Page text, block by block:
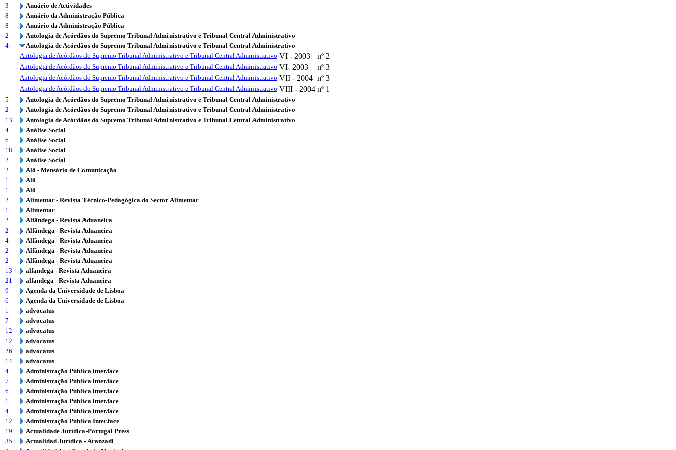
3
Anuário de Actividades
8
Anuário da Administração Pública
8
Anuário da Administração Pública
2
Antologia de Acórdãos do Supremo Tribunal Administrativo e Tribunal Central Administrativo
4
Antologia de Acórdãos do Supremo Tribunal Administrativo e Tribunal Central Administrativo
Antologia de Acórdãos do Supremo Tribunal Administrativo e Tribunal Central Administrativo VI - 2003 nº 2
Antologia de Acórdãos do Supremo Tribunal Administrativo e Tribunal Central Administrativo VI- 2003 nº 3
Antologia de Acórdãos do Supremo Tribunal Administrativo e Tribunal Central Administrativo VII - 2004 nº 3
Antologia de Acórdãos do Supremo Tribunal Administrativo e Tribunal Central Administrativo VIII - 2004 nº 1
5
Antologia de Acórdãos do Supremo Tribunal Administrativo e Tribunal Central Administrativo
2
Antologia de Acórdãos do Supremo Tribunal Administrativo e Tribunal Central Administrativo
13
Antologia de Acórdãos do Supremo Tribunal Administrativo e Tribunal Central Administrativo
4
Análise Social
6
Análise Social
18
Análise Social
2
Análise Social
2
Alô - Mensário de Comunicação
1
Alô
1
Alô
2
Alimentar - Revista Técnico-Pedagógica do Sector Alimentar
1
Alimentar
2
Alfândega - Revista Aduaneira
2
Alfândega - Revista Aduaneira
4
Alfândega - Revista Aduaneira
2
Alfândega - Revista Aduaneira
2
Alfândega - Revista Aduaneira
13
alfandega - Revista Aduaneira
21
alfandega - Revista Aduaneira
9
Agenda da Universidade de Lisboa
6
Agenda da Universidade de Lisboa
1
advocatus
7
advocatus
12
advocatus
12
advocatus
26
advocatus
14
advocatus
4
Administração Pública inter.face
7
Administração Pública inter.face
6
Administração Pública inter.face
1
Administração Pública inter.face
4
Administração Pública inter.face
12
Administração Pública Inter.face
19
Actualidade Jurídica-Portugal Press
35
Actualidad Jurídica - Aranzadi